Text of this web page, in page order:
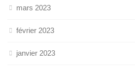
mars 2023
février 2023
janvier 2023